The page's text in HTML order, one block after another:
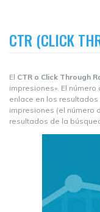
CTR (CLICK
El CTR o Click Through
impresiones». El
enlace en los
impresiones (el número
resultados de la